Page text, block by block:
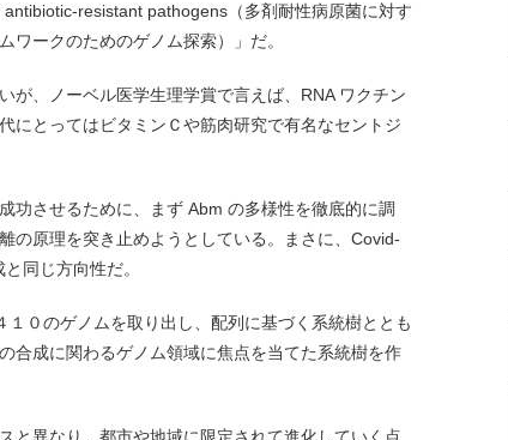
resistant pathogens（多剤耐性病原菌に対す
ワークのためのゲノム探索）」だ。
が、ノーベル医学生理学賞で言えば、RNA ワクチン
にとってはビタミンＣや筋肉研究で有名なセントジ
功させるために、まず Abm の多様性を徹底的に調
の原理を突き止めようとしている。まさに、Covid-
同じ方向性だ。
０のゲノムを取り出し、配列に基づく系統樹ととも
合成に関わるゲノム領域に焦点を当てた系統樹を作